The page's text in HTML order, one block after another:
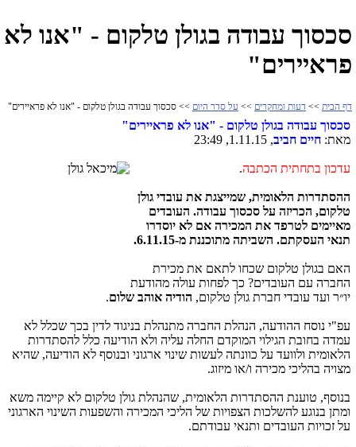
סכסוך עבודה בגולן טלקום - "אנו לא
פראיירים"
דף הבית >> דעות ומחקרים >> על סדר היום >> סכסוך עבודה בגולן טלקום - "אנו לא פראיירים"
סכסוך עבודה בגולן טלקום - "אנו לא פראיירים"
מאת: חיים חביב, 1.11.15, 23:49
עדכון בתחתית הכתבה.
ההסתדרות הלאומית, שמייצגת את עובדי גולן
טלקום, הכריזה על סכסוך עבודה. העובדים
מאיימים לטרפד את המכירה אם לא יוסדרו
תנאי העסקתם. השביתה מתוכננת מ-6.11.15.
האם בגולן טלקום שכחו לתאם את מכירת
החברה עם העובדים? כך לפחות עולה מהודעת
יו״ר ועד עובדי חברת גולן טלקום, הודיה אוהב שלום.
עפ"י נוסח ההודעה, הנהלת החברה מתנהלת בניגוד לדין בכך שכלל לא
עמדה בחובת הגילוי המוקדם החלה עליה ולא הודיעה כלל להסתדרות
הלאומית ולוועד על כוונתה לעשות שינוי ארגוני ובנוסף לא הודיעה, שהיא
מצויה בהליכי מכירה ו/או מיזוג.
בנוסף, טוענת ההסתדרות הלאומית, שהנהלת גולן טלקום לא קיימה משא
ומתן בנוגע להשלכות הצפויות של הליכי המכירה והשפעות השינוי הארגוני
על זכויות העובדים ותנאי עבודתם.